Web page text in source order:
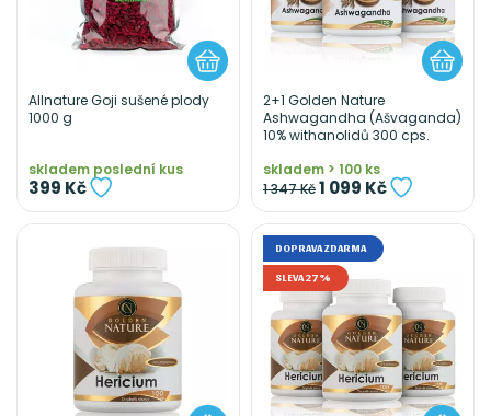
Allnature Goji sušené plody
1000 g
skladem poslední kus
399 Kč
2+1 Golden Nature
Ashwagandha (Ašvaganda)
10% withanolidů 300 cps.
skladem > 100 ks
1 347 Kč1 099 Kč
DOPRAVA ZDARMA
SLEVA 27%